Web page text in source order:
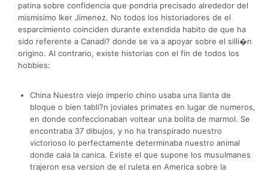
patina sobre confidencia que pondria precisado alrededor del
mismisimo Iker Jimenez. No todos los historiadores de el
esparcimiento coinciden durante extendida habito de que ha
sido referente a Canadi? donde se va a apoyar sobre el silli�n
origino. Al contrario, existe historias con el fin de todos los
hobbies:
China Nuestro viejo imperio chino usaba una llanta de
bloque o bien tabli?n joviales primates en lugar de numeros,
en donde confeccionaban voltear una bolita de marmol. Se
encontraba 37 dibujos, y no ha transpirado nuestro
victorioso lo perfectamente determinaba nuestro animal
donde caia la canica. Existe el que supone los musulmanes
trajeron esa version de el ruleta en America sobre la